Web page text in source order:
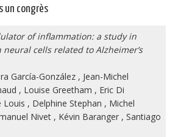
un congrès
of inflammation: a study in
cells related to Alzheimer’s
García-González , Jean-Michel
, Louise Greetham , Eric Di
Louis , Delphine Stephan , Michel
Nivet , Kévin Baranger , Santiago